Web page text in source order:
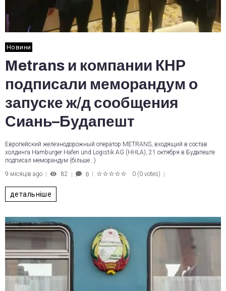
Новини
Metrans и компании КНР
подписали меморандум о
запуске ж/д сообщения
Сиань–Будапешт
Европейский железнодорожный оператор METRANS, входящий в состав
холдинга Hamburger Hafen und Logistik AG (HHLA), 21 октября в Будапеште
подписал меморандум (більше…)
9 місяців ago
82 0 0 (0 votes)
детальніше